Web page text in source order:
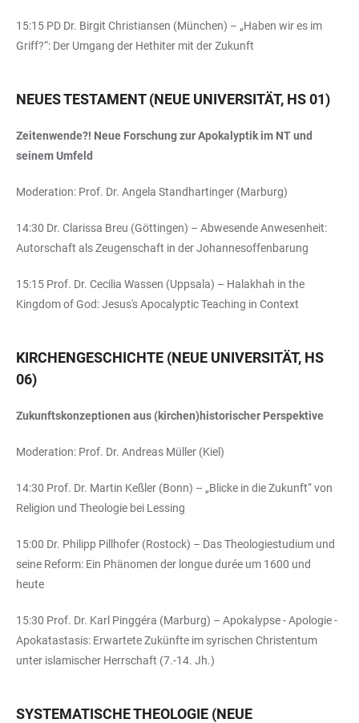
15:15 PD Dr. Birgit Christiansen (München) – „Haben wir es im
Griff?“: Der Umgang der Hethiter mit der Zukunft
NEUES TESTAMENT (NEUE UNIVERSITÄT, HS 01)
Zeitenwende?! Neue Forschung zur Apokalyptik im NT und
seinem Umfeld
Moderation: Prof. Dr. Angela Standhartinger (Marburg)
14:30 Dr. Clarissa Breu (Göttingen) – Abwesende Anwesenheit:
Autorschaft als Zeugenschaft in der Johannesoffenbarung
15:15 Prof. Dr. Cecilia Wassen (Uppsala) – Halakhah in the
Kingdom of God: Jesus's Apocalyptic Teaching in Context
KIRCHENGESCHICHTE (NEUE UNIVERSITÄT, HS
06)
Zukunftskonzeptionen aus (kirchen)historischer Perspektive
Moderation: Prof. Dr. Andreas Müller (Kiel)
14:30 Prof. Dr. Martin Keßler (Bonn) – „Blicke in die Zukunft“ von
Religion und Theologie bei Lessing
15:00 Dr. Philipp Pillhofer (Rostock) – Das Theologiestudium und
seine Reform: Ein Phänomen der longue durée um 1600 und
heute
15:30 Prof. Dr. Karl Pinggéra (Marburg) – Apokalypse - Apologie -
Apokatastasis: Erwartete Zukünfte im syrischen Christentum
unter islamischer Herrschaft (7.-14. Jh.)
SYSTEMATISCHE THEOLOGIE (NEUE